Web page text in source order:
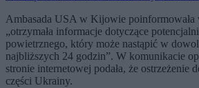
Ambasada USA w Kijowie poinformowała
„otrzymała informacje dotyczące
powietrznego, który może nastąpić w
najbliższych 24 godzin”. W komunikacie
stronie internetowej podała, że ostrzeżenie
części Ukrainy.